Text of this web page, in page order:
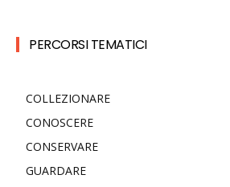
PERCORSI TEMATICI
COLLEZIONARE
CONOSCERE
CONSERVARE
GUARDARE